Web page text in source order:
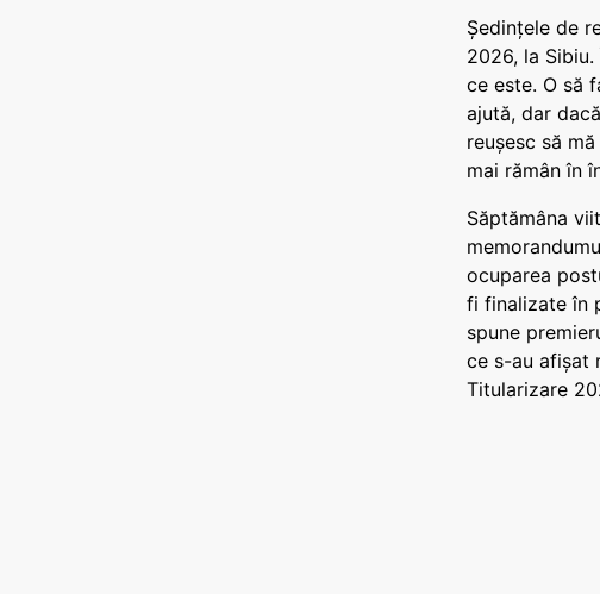
Ședințele de
2026, la
ce este. O să
ajută, dar
reușesc să
mai rămân în
Săptămâna
ocuparea
fi finalizate în
spune
ce s-au afișat
Titularizare